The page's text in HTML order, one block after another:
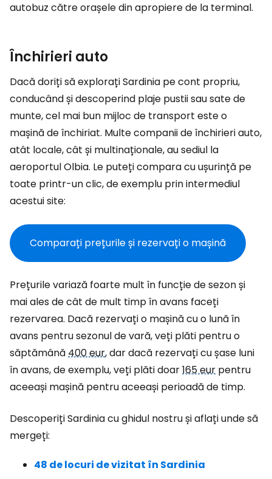
autobuz către orașele din apropiere de la terminal.
Închirieri auto
Dacă doriți să explorați Sardinia pe cont propriu,
conducând și descoperind plaje pustii sau sate de
munte, cel mai bun mijloc de transport este o
mașină de închiriat. Multe companii de închirieri auto,
atât locale, cât și multinaționale, au sediul la
aeroportul Olbia. Le puteți compara cu ușurință pe
toate printr-un clic, de exemplu prin intermediul
acestui site:
Comparați prețurile și rezervați o mașină
Prețurile variază foarte mult în funcție de sezon și
mai ales de cât de mult timp în avans faceți
rezervarea. Dacă rezervați o mașină cu o lună în
avans pentru sezonul de vară, veți plăti pentru o
săptămână400 eur, dar dacă rezervați cu șase luni
în avans, de exemplu, veți plăti doar165 eur pentru
aceeași mașină pentru aceeași perioadă de timp.
Descoperiți Sardinia cu ghidul nostru și aflați unde să
mergeți:
48 de locuri de vizitat în Sardinia